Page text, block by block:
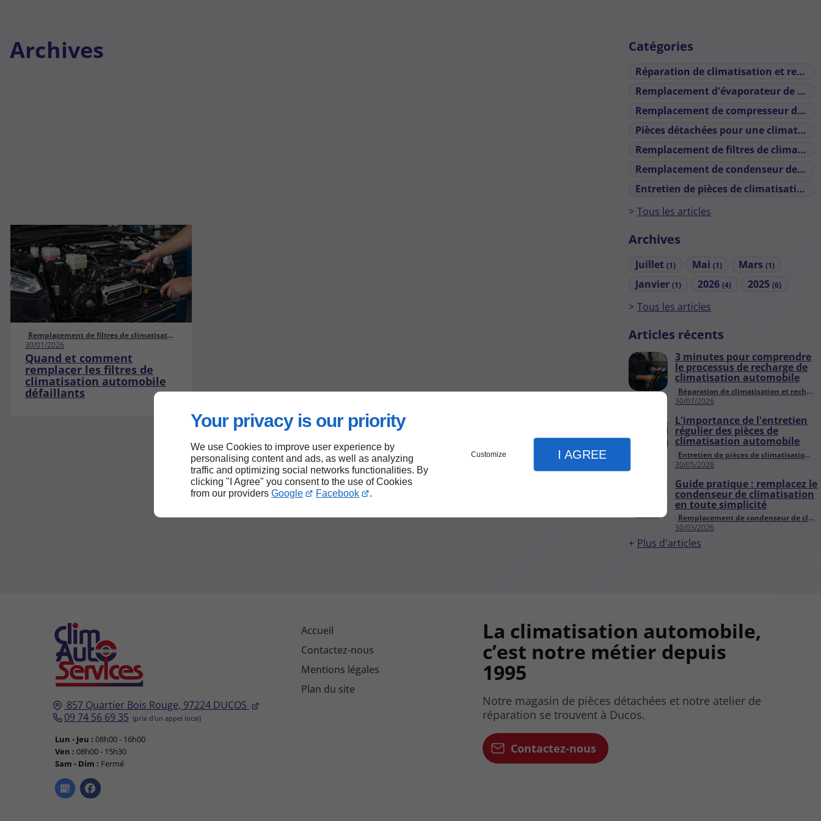
Your privacy is our priority
We use Cookies to improve user experience by
personalising content and ads, as well as analyzing
traffic and optimizing social networks functionalities. By
clicking "I Agree" you consent to the use of Cookies
from our providers Google Facebook .
Customize I AGREE
857 Quartier Bois Rouge, 97224 DUCOS
09 74 56 69 35
Lun - Jeu : 08h00 - 16h00
Ven : 08h00 - 15h30
Sam - Dim : Fermé
Accueil
Contactez-nous
Mentions légales
Plan du site
La climatisation automobile,
c’est notre métier depuis
1995
Notre magasin de pièces détachées et notre atelier de
réparation se trouvent à Ducos.
Contactez-nous
Catégories
Réparation de climatisation et recharge
Remplacement d'évaporateur de climatiseur automobile
Remplacement de compresseur de climatiseur de voiture
Pièces détachées pour une climatisation de voiture
Remplacement de filtres de climatisation automobile défaillants
Remplacement de condenseur de climatisation
Entretien de pièces de climatisation automobile
Tous les articles
Archives
Juillet (1) Mai(1) Mars(1)
Janvier (1) 2026(4) 2025(6)
Tous les articles
Articles récents
Réparation de climatisation et recharge
30/07/2026
3 minutes pour comprendre
le processus de recharge de
climatisation automobile
Entretien de pièces de climatisation automobile
30/05/2026
L'importance de l'entretien
régulier des pièces de
climatisation automobile
Remplacement de condenseur de climatisation
30/03/2026
Guide pratique : remplacez le
condenseur de climatisation
en toute simplicité
Plus d'articles
Archives
Remplacement de filtres de climatisation automobile défaillants
30/01/2026
Quand et comment
remplacer les filtres de
climatisation automobile
défaillants
857 Quartier Bois Rouge, 97224 DUCOS
09 74 56 69 35
Lun - Jeu : 08h00 - 16h00
Ven : 08h00 - 15h30
Sam - Dim : Fermé
Accueil
Contactez-nous
Mentions légales
Plan du site
La climatisation automobile,
c’est notre métier depuis
1995
Notre magasin de pièces détachées et notre atelier de
réparation se trouvent à Ducos.
Contactez-nous